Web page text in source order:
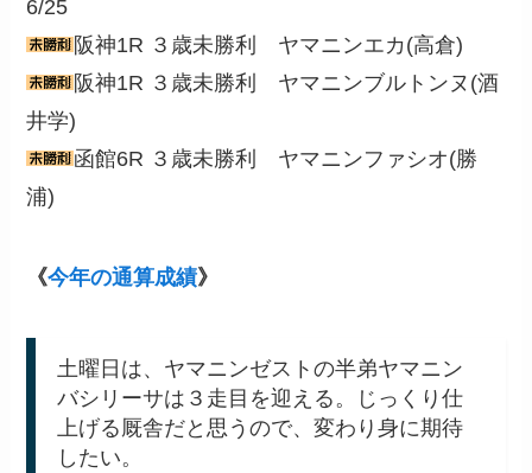
6/25
阪神1R ３歳未勝利 ヤマニンエカ(高倉)
阪神1R ３歳未勝利 ヤマニンブルトンヌ(酒
井学)
函館6R ３歳未勝利 ヤマニンファシオ(勝
浦)
《今年の通算成績》
土曜日は、ヤマニンゼストの半弟ヤマニン
バシリーサは３走目を迎える。じっくり仕
上げる厩舎だと思うので、変わり身に期待
したい。